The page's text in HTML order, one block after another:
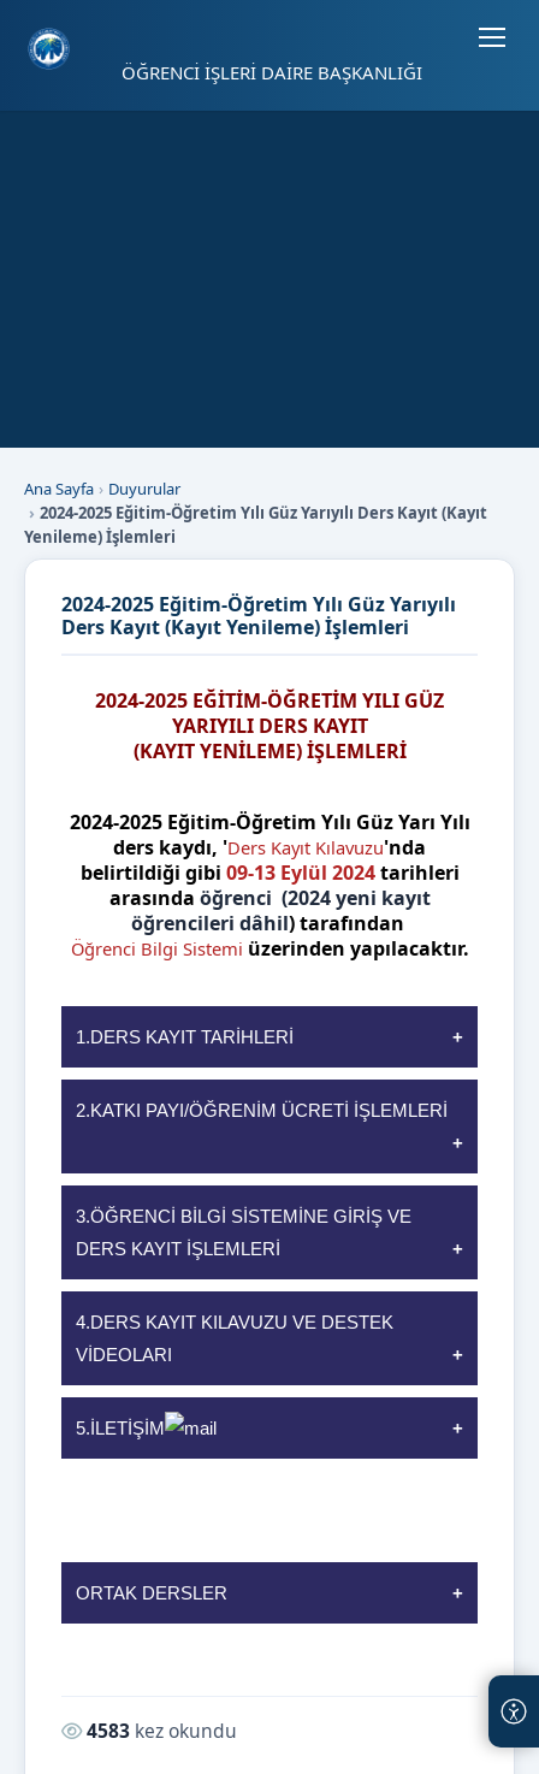
ÖĞRENCİ İŞLERİ DAİRE BAŞKANLIĞI
Ana Sayfa
Duyurular
2024-2025 Eğitim-Öğretim Yılı Güz Yarıyılı Ders Kayıt (Kayıt
Yenileme) İşlemleri
2024-2025 Eğitim-Öğretim Yılı Güz Yarıyılı
Ders Kayıt (Kayıt Yenileme) İşlemleri
2024-2025 EĞİTİM-ÖĞRETİM YILI GÜZ
YARIYILI DERS KAYIT
(KAYIT YENİLEME) İŞLEMLERİ
2024-2025 Eğitim-Öğretim Yılı Güz Yarı Yılı
ders kaydı, 'Ders Kayıt Kılavuzu'nda
belirtildiği gibi 09-13 Eylül 2024tarihleri
arasında öğrenci (2024 yeni kayıt
öğrencileri dâhil) tarafından
Öğrenci Bilgi Sistemi üzerinden yapılacaktır.
1.DERS KAYIT TARİHLERİ
2.KATKI PAYI/ÖĞRENİM ÜCRETİ İŞLEMLERİ
3.ÖĞRENCİ BİLGİ SİSTEMİNE GİRİŞ VE
DERS KAYIT İŞLEMLERİ
4.DERS KAYIT KILAVUZU VE DESTEK
VİDEOLARI
5.İLETİŞİM
ORTAK DERSLER
Okunma sayısı:
4583 kez okundu